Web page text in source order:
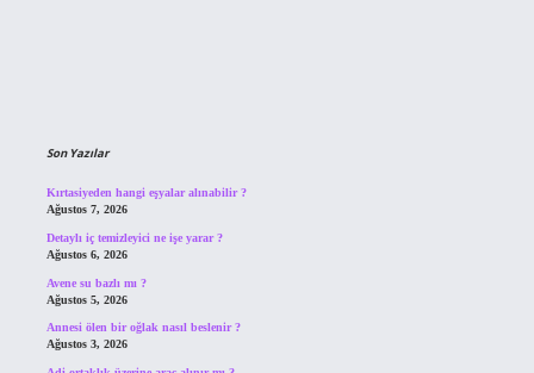
Son Yazılar
Kırtasiyeden hangi eşyalar alınabilir ?
Ağustos 7, 2026
Detaylı iç temizleyici ne işe yarar ?
Ağustos 6, 2026
Avene su bazlı mı ?
Ağustos 5, 2026
Annesi ölen bir oğlak nasıl beslenir ?
Ağustos 3, 2026